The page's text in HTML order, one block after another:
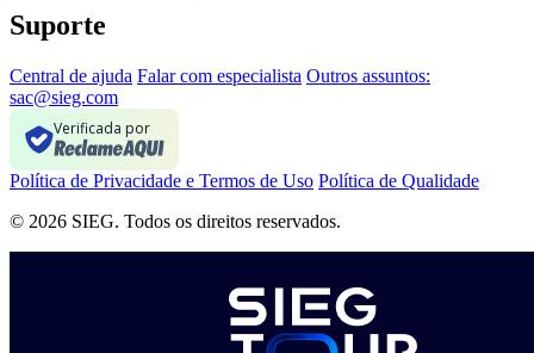
Suporte
Central de ajuda Falar com especialista Outros assuntos:
sac@sieg.com
Verificada por
Política de Privacidade e Termos de Uso Política de Qualidade
© 2026 SIEG. Todos os direitos reservados.